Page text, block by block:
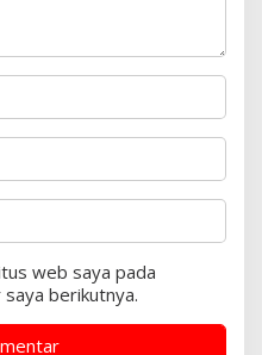
web saya pada
berikutnya.